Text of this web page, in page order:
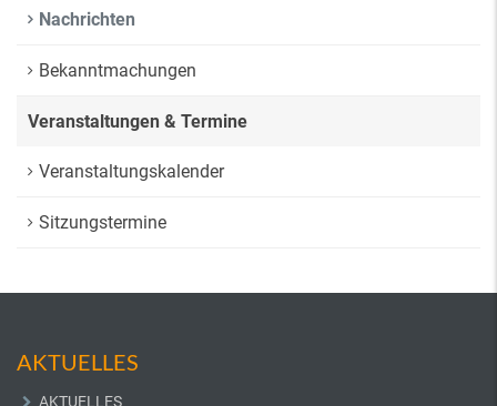
Nachrichten
Bekanntmachungen
Veranstaltungen & Termine
Veranstaltungskalender
Sitzungstermine
AKTUELLES
AKTUELLES